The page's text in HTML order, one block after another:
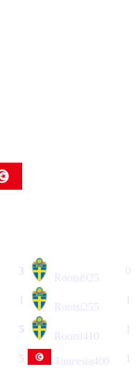
3
Rootsi925
0
Rootsi255
5
Rootsi410
5 Tuneesia400